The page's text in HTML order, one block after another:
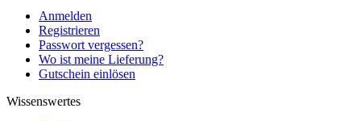
Anmelden
Registrieren
Passwort vergessen?
Wo ist meine Lieferung?
Gutschein einlösen
Wissenswertes